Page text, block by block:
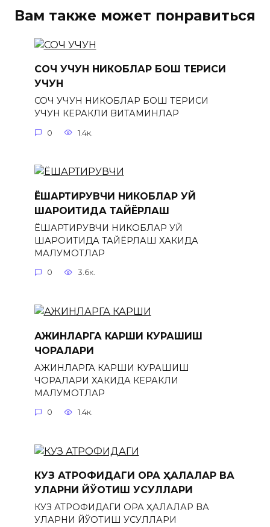
Вам также может понравиться
СОЧ УЧУН НИКОБЛАР БОШ ТЕРИСИ
УЧУН
СОЧ УЧУН НИКОБЛАР БОШ ТЕРИСИ
УЧУН КЕРАКЛИ ВИТАМИНЛАР
0 1.4к.
ЁШАРТИРУВЧИ НИКОБЛАР УЙ
ШАРОИТИДА ТАЙЁРЛАШ
ЁШАРТИРУВЧИ НИКОБЛАР УЙ
ШАРОИТИДА ТАЙЁРЛАШ ХАКИДА
МАЛУМОТЛАР
0 3.6к.
АЖИНЛАРГА КАРШИ КУРАШИШ
ЧОРАЛАРИ
АЖИНЛАРГА КАРШИ КУРАШИШ
ЧОРАЛАРИ ХАКИДА КЕРАКЛИ
МАЛУМОТЛАР
0 1.4к.
КУЗ АТРОФИДАГИ ҚОРА ҲАЛҚАЛАР ВА
УЛАРНИ ЙЎҚОТИШ УСУЛЛАРИ
КУЗ АТРОФИДАГИ ҚОРА ҲАЛҚАЛАР ВА
УЛАРНИ ЙЎҚОТИШ УСУЛЛАРИ